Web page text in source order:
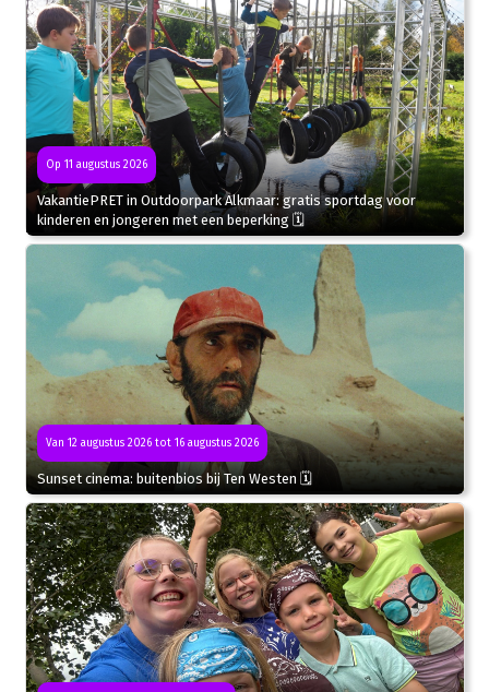
Op 11 augustus 2026
VakantiePRET in Outdoorpark Alkmaar: gratis sportdag voor
kinderen en jongeren met een beperking 🗓
Van 12 augustus 2026 tot 16 augustus 2026
Sunset cinema: buitenbios bij Ten Westen 🗓